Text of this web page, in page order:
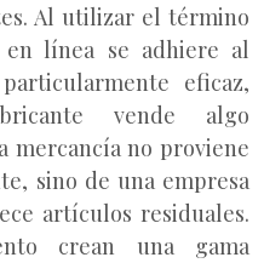
Al utilizar el término
línea se adhiere al
eficaz,
vende algo
mercancía no proviene
sino de una empresa
artículos residuales.
crean una gama